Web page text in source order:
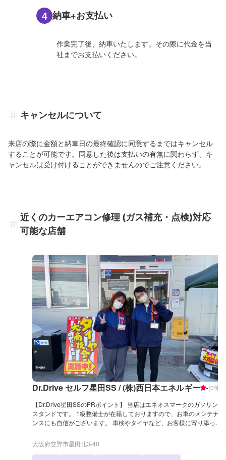
4 納車+お支払い
作業完了後、納車いたします。その際に代金を当
社までお支払いください。
キャンセルについて
来店の際に金額と納車日の最終確認に同意するまではキャンセル
することが可能です。同意した後は支払いの有無に関わらず、キ
ャンセルは受け付けることができませんのでご注意ください。
近くのカーエアコン修理 (ガス補充・点検)対応
可能な店舗
Dr.Drive セルフ星田SS / (株)西日本エネルギー -(0件)
【Dr.Drive星田SSのPRポイント】 当店はエネオスマークのガソリン
スタンドです。 1級整備士が在籍しておりますので、お車のメンテナ
ンスにも自信がございます。 車検やタイヤなど、お客様に寄り添って
ておりますので、詳細は予約ページをご確認くださいませ！ 【営業時
間】 [メンテナンス受付時間] 全日：9：00〜18：00 [給油営業時間] 全
大阪府交野市星田北3-40